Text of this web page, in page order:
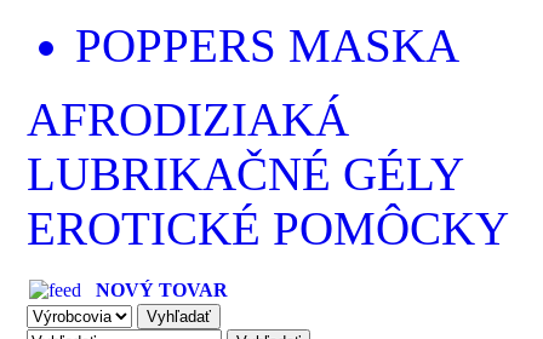
POPPERS MASKA
AFRODIZIAKÁ
LUBRIKAČNÉ GÉLY
EROTICKÉ POMÔCKY
NOVÝ TOVAR